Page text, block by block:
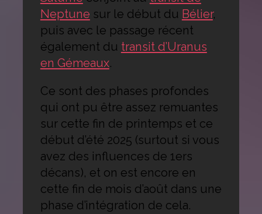
Neptune sur le début du Bélier,
puis avec le passage récent
également du transit d’Uranus
en Gémeaux.
Ce sont des phases profondes
qui ont pu être assez remuantes
sur cette fin de printemps et ce
début d’été 2025 (surtout si vous
avez des influences de 1ers
décans), et on est encore en
cette fin de mois d’août dans une
phase d’intégration de cela.